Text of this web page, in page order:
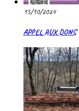
15/10/2024
APPEL AUX DONS